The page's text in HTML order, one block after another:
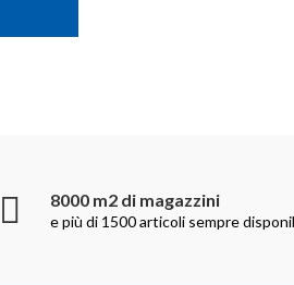
8000 m2 di magazzini
e più di 1500 articoli sempre